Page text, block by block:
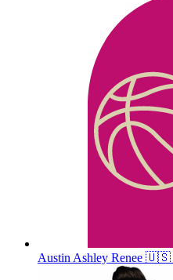
AustinAshley Renee 🇺🇸